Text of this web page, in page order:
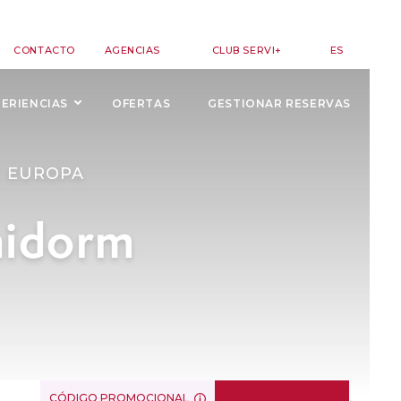
CONTACTO AGENCIAS CLUB SERVI+ ES
Romana
ALCOCÉBER
HOTELES PARA NIÑOS
ASISTENCIA MÉDICA
OFERTAS GESTIONAR RESERVAS
EUROPA
CÓDIGO PROMOCIONAL